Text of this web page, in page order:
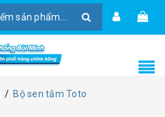
/ Bộ sen tắm Toto